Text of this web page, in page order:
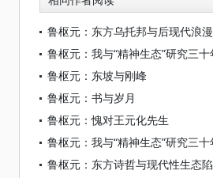
鲁枢元：东方乌托邦与后现代浪漫
鲁枢元：东坡与刚峰
鲁枢元：书与岁月
鲁枢元：愧对王元化先生